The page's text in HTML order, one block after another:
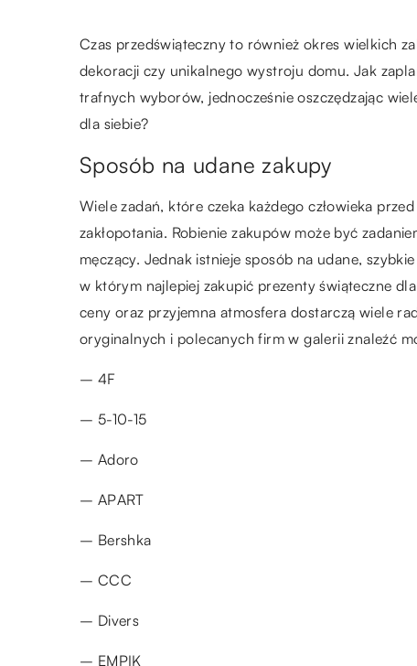
Czas przedświąteczny to również okres wielkich
dekoracji czy unikalnego wystroju domu. Jak
trafnych wyborów, jednocześnie oszczędzając
dla siebie?
Sposób na udane zakupy
Wiele zadań, które czeka każdego człowieka
zakłopotania. Robienie zakupów może być
męczący. Jednak istnieje sposób na udane,
w którym najlepiej zakupić prezenty świąteczne
ceny oraz przyjemna atmosfera dostarczą wiele
oryginalnych i polecanych firm w galerii znaleźć
– 4F
– 5-10-15
– Adoro
– APART
– Bershka
– CCC
– Divers
– EMPIK